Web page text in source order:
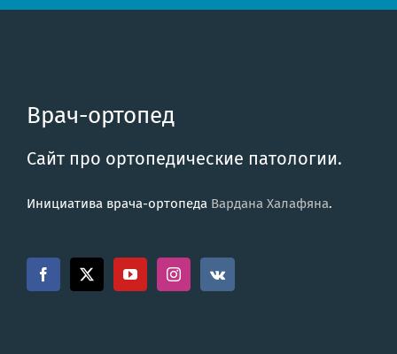
Врач-ортопед
Сайт про ортопедические патологии.
Инициатива врача-ортопеда Вардана Халафяна.